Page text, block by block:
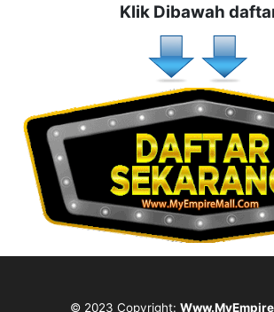
Klik Dibawah
© 2023 Copyright: